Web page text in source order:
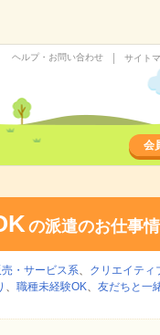
ヘルプ・お問い合わせ サイト
会
の派遣のお仕事
・サービス系、 クリエイティ
、 職種未経験OK、 友だちと一